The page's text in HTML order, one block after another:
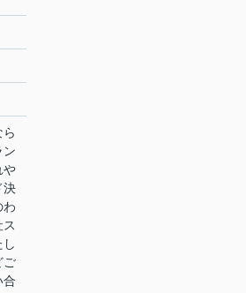
ン
や
決
わ
ご
合